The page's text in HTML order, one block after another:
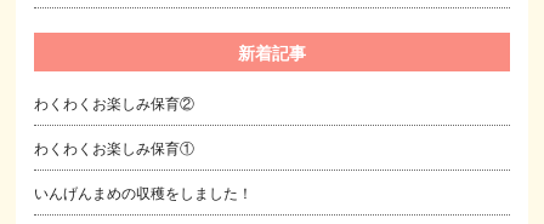
新着記事
わくわくお楽しみ保育②
わくわくお楽しみ保育①
いんげんまめの収穫をしました！